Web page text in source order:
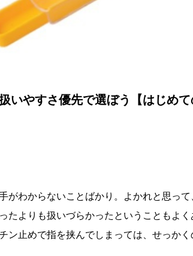
やすさ優先で選ぼう【はじめて
がわからないことばかり。よかれと思っ
たよりも扱いづらかったということもよく
ン止めで指を挟んでしまっては、せっか